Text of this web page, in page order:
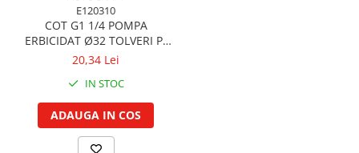
Garnituri vrac
Vibrochen si volanta
Cuzineti palier
Cuzineti axiali, semilune
Inel fata arbore motor
Vibrochen arbore motor
Inel spate arbore motor
E120310
COT G1 1/4 POMPA
ERBICIDAT Ø32 TOLVERI P-
120
20,34 Lei
IN STOC
ADAUGA IN COS